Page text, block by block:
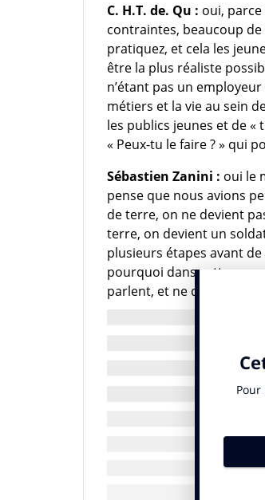
C. H.T. de. Qu : oui,
contraintes, beaucoup
pratiquez, et cela les
être la plus réaliste
n’étant pas un
métiers et la vie au sein
les publics jeunes et de
« Peux-tu le faire ? » qui
Sébastien Zanini : oui le
pense que nous avions
de terre, on ne devient
terre, on devient un
plusieurs étapes avant
pourquoi dans cette
parlent, et ne doivent pas
une
l’armée de terre, nous
c’est la bonne durée de
engagements sur les
Levant. Il y a eu ensuite
flanc Est de l’Europe.